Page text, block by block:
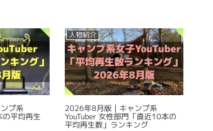
プ系
平均再生
人物紹介
2026年8月版｜キャンプ系
YouTuber 女性部門「直近10本の
平均再生数」ランキング